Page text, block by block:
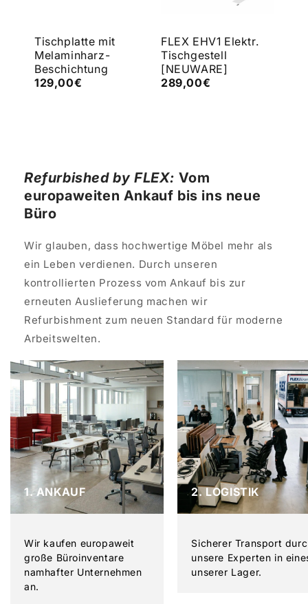
Tischplatte mit
Melaminharz-
Beschichtung
129,00€
FLEX EHV1 Elektr.
Tischgestell
[NEUWARE]
289,00€
Refurbished by FLEX: Vom
europaweiten Ankauf bis ins neue
Büro
Wir glauben, dass hochwertige Möbel mehr als
ein Leben verdienen. Durch unseren
kontrollierten Prozess vom Ankauf bis zur
erneuten Auslieferung machen wir
Refurbishment zum neuen Standard für moderne
Arbeitswelten.
1. ANKAUF
Wir kaufen europaweit
große Büroinventare
namhafter Unternehmen
an.
2. LOGISTIK
Sicherer Transport
unsere Experten in
unserer Lager.